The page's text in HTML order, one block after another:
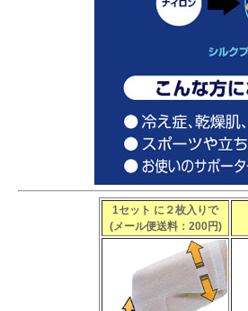
1セット に２枚入りで
(メール便送料：200円)